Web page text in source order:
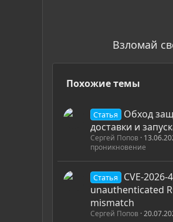
Взломай
Похожие темы
Статья
Обход
доставки и
Сергей Попов
проникновение
Статья
CVE-
unauthenticated
mismatch
Сергей Попов